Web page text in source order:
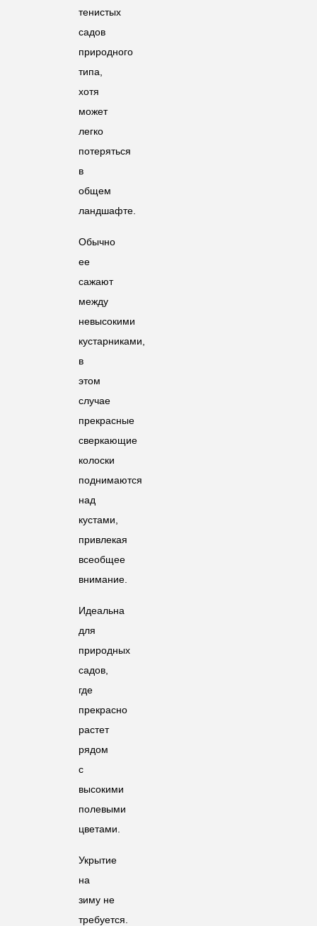
тенистых
садов
природного
типа,
хотя
может
легко
потеряться
в
общем
ландшафте.
Обычно
ее
сажают
между
невысокими
кустарниками,
в
этом
случае
прекрасные
сверкающие
колоски
поднимаются
над
кустами,
привлекая
всеобщее
внимание.
Идеальна
для
природных
садов,
где
прекрасно
растет
рядом
с
высокими
полевыми
цветами.
Укрытие
на
зиму не
требуется.